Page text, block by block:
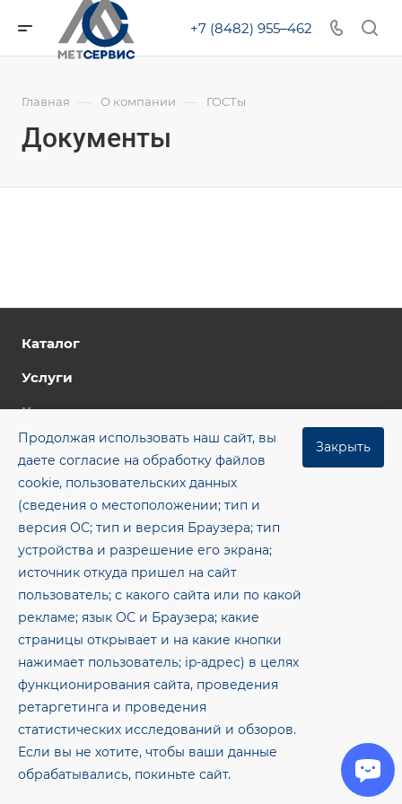
+7 (8482) 955‒462
Главная — О компании — ГОСТы
Документы
Каталог
Услуги
Компания
Цены
Контакты
Блог
+7 (8482) 955‒462
office@gkmsp.ru
445043, Самарская обл., г. Тольятти, ОЭЗ ППТ тер.,
© 2026 Метсервис — Электросварные прямошовные
Политика конфиденциальности
Согласие на обработку персональных данных
Карта сайта Разработано в RuMaster
Продолжая использовать наш сайт, вы
даете согласие на обработку файлов
cookie, пользовательских данных
(сведения о местоположении; тип и
версия ОС; тип и версия Браузера; тип
устройства и разрешение его экрана;
источник откуда пришел на сайт
пользователь; с какого сайта или по какой
рекламе; язык ОС и Браузера; какие
страницы открывает и на какие кнопки
нажимает пользователь; ip-адрес) в целях
функционирования сайта, проведения
ретаргетинга и проведения
статистических исследований и обзоров.
Если вы не хотите, чтобы ваши данные
обрабатывались, покиньте сайт.
Закрыть